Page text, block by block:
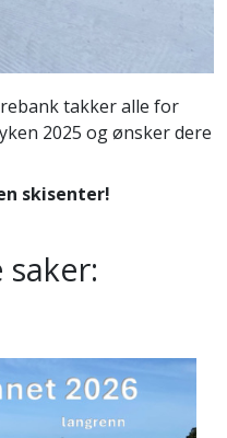
takker alle for
2025 og ønsker dere
skisenter!